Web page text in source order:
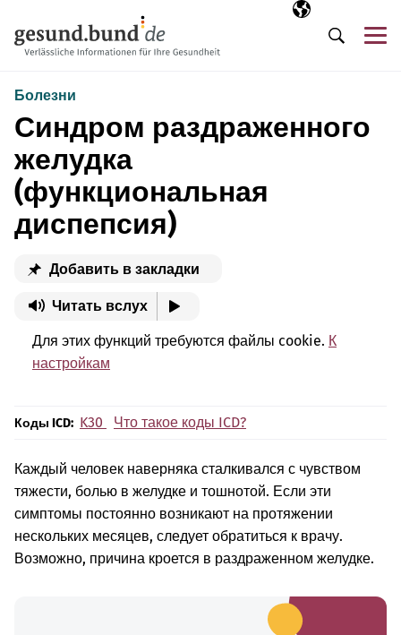
Выбранный
RU
Поиск
Болезни
Синдром раздраженного
желудка
(функциональная
диспепсия)
Добавить в закладки
Читать вслух
Для этих функций требуются файлы cookie. К
настройкам
Коды ICD: K30 Что такое коды ICD?
Каждый человек наверняка сталкивался с чувством
тяжести, болью в желудке и тошнотой. Если эти
симптомы постоянно возникают на протяжении
нескольких месяцев, следует обратиться к врачу.
Возможно, причина кроется в раздраженном желудке.